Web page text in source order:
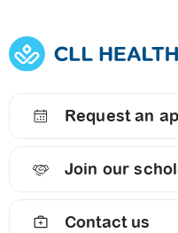
Request an
Join our
Contact us